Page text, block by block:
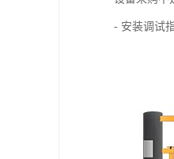
- 安装调试